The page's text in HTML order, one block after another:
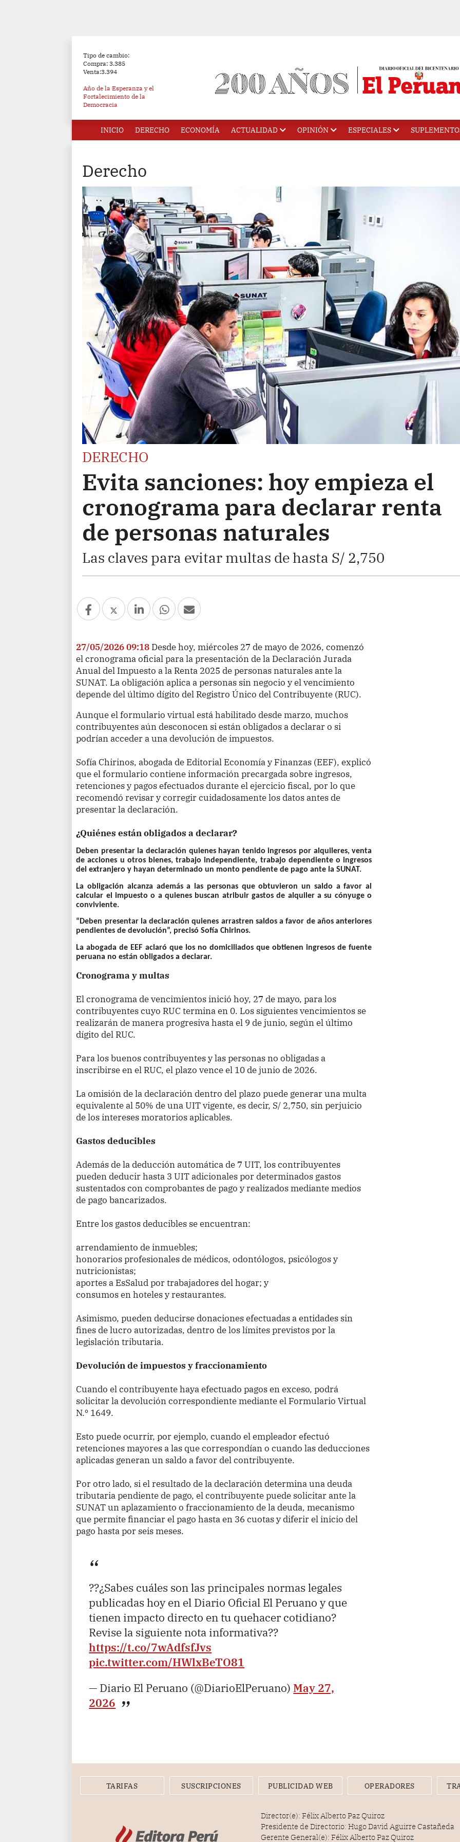
Tipo de cambio:
Compra: 3.385
Venta:3.394
Año de la Esperanza y el
Fortalecimiento de la
Democracia
INICIO DERECHO ECONOMÍA ACTUALIDAD OPINIÓN ESPECIALES
Derecho
DERECHO
Evita sanciones: hoy empieza el
cronograma para declarar renta
de personas naturales
Las claves para evitar multas de hasta S/ 2,750
27/05/2026 09:18 Desde hoy, miércoles 27 de mayo de 2026, comenzó
el cronograma oficial para la presentación de la Declaración Jurada
Anual del Impuesto a la Renta 2025 de personas naturales ante la
SUNAT. La obligación aplica a personas sin negocio y el vencimiento
depende del último dígito del Registro Único del Contribuyente (RUC).
Aunque el formulario virtual está habilitado desde marzo, muchos
contribuyentes aún desconocen si están obligados a declarar o si
podrían acceder a una devolución de impuestos.
Sofía Chirinos, abogada de Editorial Economía y Finanzas (EEF), explicó
que el formulario contiene información precargada sobre ingresos,
retenciones y pagos efectuados durante el ejercicio fiscal, por lo que
recomendó revisar y corregir cuidadosamente los datos antes de
presentar la declaración.
¿Quiénes están obligados a declarar?
Deben presentar la declaración quienes hayan tenido ingresos por alquileres, venta
de acciones u otros bienes, trabajo independiente, trabajo dependiente o ingresos
del extranjero y hayan determinado un monto pendiente de pago ante la SUNAT.
La obligación alcanza además a las personas que obtuvieron un saldo a favor al
calcular el impuesto o a quienes buscan atribuir gastos de alquiler a su cónyuge o
conviviente.
“Deben presentar la declaración quienes arrastren saldos a favor de años anteriores
pendientes de devolución”, precisó Sofía Chirinos.
La abogada de EEF aclaró que los no domiciliados que obtienen ingresos de fuente
peruana no están obligados a declarar.
Cronograma y multas
El cronograma de vencimientos inició hoy, 27 de mayo, para los
contribuyentes cuyo RUC termina en 0. Los siguientes vencimientos se
realizarán de manera progresiva hasta el 9 de junio, según el último
dígito del RUC.
Para los buenos contribuyentes y las personas no obligadas a
inscribirse en el RUC, el plazo vence el 10 de junio de 2026.
La omisión de la declaración dentro del plazo puede generar una multa
equivalente al 50% de una UIT vigente, es decir, S/ 2,750, sin perjuicio
de los intereses moratorios aplicables.
Gastos deducibles
Además de la deducción automática de 7 UIT, los contribuyentes
pueden deducir hasta 3 UIT adicionales por determinados gastos
sustentados con comprobantes de pago y realizados mediante medios
de pago bancarizados.
Entre los gastos deducibles se encuentran:
arrendamiento de inmuebles;
honorarios profesionales de médicos, odontólogos, psicólogos y
nutricionistas;
aportes a EsSalud por trabajadores del hogar; y
consumos en hoteles y restaurantes.
Asimismo, pueden deducirse donaciones efectuadas a entidades sin
fines de lucro autorizadas, dentro de los límites previstos por la
legislación tributaria.
Devolución de impuestos y fraccionamiento
Cuando el contribuyente haya efectuado pagos en exceso, podrá
solicitar la devolución correspondiente mediante el Formulario Virtual
N.º 1649.
Esto puede ocurrir, por ejemplo, cuando el empleador efectuó
retenciones mayores a las que correspondían o cuando las deducciones
aplicadas generan un saldo a favor del contribuyente.
Por otro lado, si el resultado de la declaración determina una deuda
tributaria pendiente de pago, el contribuyente puede solicitar ante la
SUNAT un aplazamiento o fraccionamiento de la deuda, mecanismo
que permite financiar el pago hasta en 36 cuotas y diferir el inicio del
pago hasta por seis meses.
??¿Sabes cuáles son las principales normas legales
publicadas hoy en el Diario Oficial El Peruano y que
tienen impacto directo en tu quehacer cotidiano?
Revise la siguiente nota informativa??
https://t.co/7wAdfsfJvs
pic.twitter.com/HWlxBeTO81
— Diario El Peruano (@DiarioElPeruano) May 27,
2026
TARIFAS SUSCRIPCIONES PUBLICIDAD WEB OPERADORES
Director(e): Félix Alberto Paz Quiroz
Presidente de Directorio: Hugo David Aguirre Castañeda
Gerente General(e): Félix Alberto Paz Quiroz